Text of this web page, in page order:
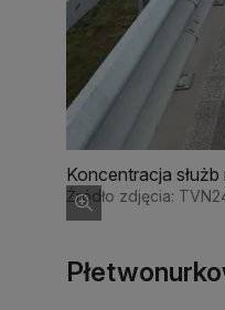
Koncentracja
Źródło zdjęcia: